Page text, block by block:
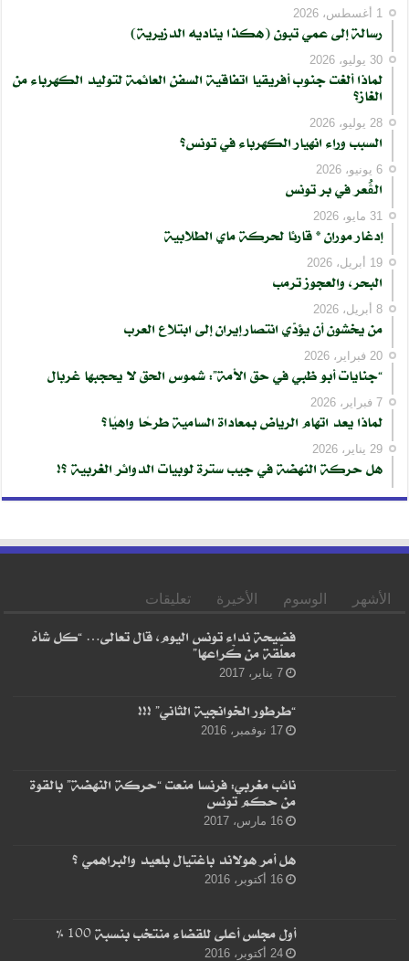
1 أغسطس، 2026
رسالة إلى عمي تبون (هكذا يناديه الدزيرية)
30 يوليو، 2026
لماذا ألغت جنوب أفريقيا اتفاقية السفن العائمة لتوليد الكهرباء من
الغاز؟
28 يوليو، 2026
السبب وراء انهيار الكهرباء في تونس؟
6 يونيو، 2026
الڨُعر في بر تونس
31 مايو، 2026
إدغار موران * قارئا لحركة ماي الطلابية
19 أبريل، 2026
البحر، والعجوز ترمب
8 أبريل، 2026
من يخشون أن يؤدّي انتصار إيران إلى ابتلاع العرب
20 فبراير، 2026
“جنايات أبو ظبي في حق الأمة”: شموس الحق لا يحجبها غربال
7 فبراير، 2026
لماذا يعد اتهام الرياض بمعاداة السامية طرحًا واهيًا؟
29 يناير، 2026
هل حركة النهضة في جيب سترة لوبيات الدوائر الغربية ؟!
الأشهر الوسوم الأخيرة تعليقات
فضيحة نداء تونس اليوم، قال تعالى… “كل شاهْ
معلّقة من كْراعها”
7 يناير، 2017
“طرطور الخوانجية الثاني” !!!
17 نوفمبر، 2016
نائب مغربي: فرنسا منعت “حركة النهضة” بالقوة
من حكم تونس
16 مارس، 2017
هل أمر هولاند باغتيال بلعيد والبراهمي ؟
16 أكتوبر، 2016
أول مجلس أعلى للقضاء منتخب بنسبة 100 %
24 أكتوبر، 2016